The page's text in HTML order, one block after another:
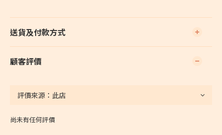
送貨及付款方式
顧客評價
尚未有任何評價